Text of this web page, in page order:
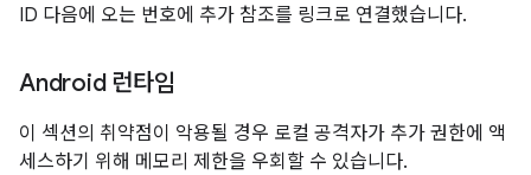
ID 다음에 오는 번호에 추가 참조를 링크로 연결했습니다.
Android 런타임
이 섹션의 취약점이 악용될 경우 로컬 공격자가 추가 권한에 액
세스하기 위해 메모리 제한을 우회할 수 있습니다.